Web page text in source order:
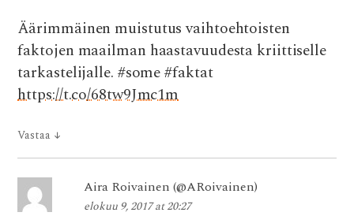
Äärimmäinen muistutus vaihtoehtoisten
faktojen maailman haastavuudesta kriittiselle
tarkastelijalle. #some #faktat
https://t.co/68tw9Jmc1m
Vastaa ↓
Aira Roivainen (@ARoivainen)
elokuu 9, 2017 at 20:27